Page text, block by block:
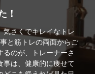
！
気さくでキレイなトレ
と筋トレの両面からご
のが、トレーナーさ
事は、健康的に痩せて